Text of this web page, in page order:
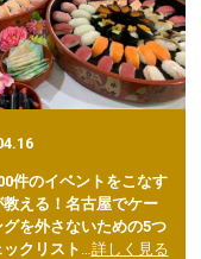
件のイベントをこなす
教える！名古屋でケー
グを外さないための5つ
クリスト
詳しく見る